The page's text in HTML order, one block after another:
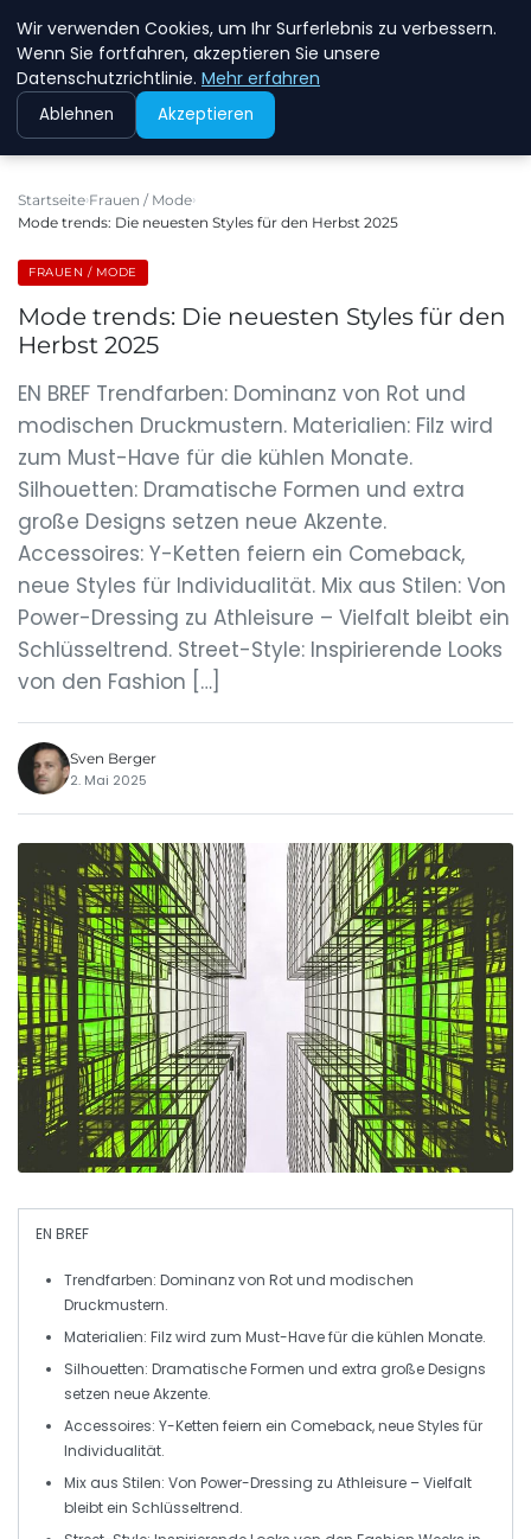
NEW ENERGY JOBS
Startseite Frauen / Mode
Mode trends: Die neuesten Styles für den Herbst 2025
FRAUEN / MODE
Mode trends: Die neuesten Styles für den
Herbst 2025
EN BREF Trendfarben: Dominanz von Rot und
modischen Druckmustern. Materialien: Filz wird
zum Must-Have für die kühlen Monate.
Silhouetten: Dramatische Formen und extra
große Designs setzen neue Akzente.
Accessoires: Y-Ketten feiern ein Comeback,
neue Styles für Individualität. Mix aus Stilen: Von
Power-Dressing zu Athleisure – Vielfalt bleibt ein
Schlüsseltrend. Street-Style: Inspirierende Looks
von den Fashion […]
Sven Berger
2. Mai 2025
EN BREF
Trendfarben: Dominanz von Rot und modischen
Druckmustern.
Materialien: Filz wird zum Must-Have für die kühlen Monate.
Silhouetten: Dramatische Formen und extra große Designs
setzen neue Akzente.
Accessoires: Y-Ketten feiern ein Comeback, neue Styles für
Individualität.
Mix aus Stilen: Von Power-Dressing zu Athleisure – Vielfalt
bleibt ein Schlüsseltrend.
Wir verwenden Cookies, um Ihr Surferlebnis zu verbessern.
Wenn Sie fortfahren, akzeptieren Sie unsere
Datenschutzrichtlinie. Mehr erfahren
Ablehnen Akzeptieren